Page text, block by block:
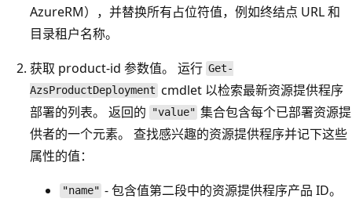
AzureRM），并替换所有占位符值，例如终结点 URL 和
目录租户名称。
获取 product-id 参数值。 运行 Get-
AzsProductDeployment cmdlet 以检索最新资源提供程序
部署的列表。 返回的
"value" 集合包含每个已部署资源提
供者的一个元素。 查找感兴趣的资源提供程序并记下这些
属性的值：
"name" - 包含值第二段中的资源提供程序产品 ID。